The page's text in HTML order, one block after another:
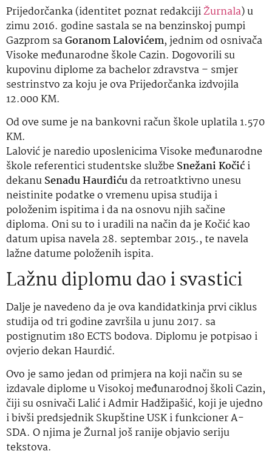
Prijedorčanka (identitet poznat redakcijiŽurnala) u
zimu 2016. godine sastala se na benzinskoj pumpi
Gazprom saGoranomLalovićem, jednim od osnivača
Visoke međunarodne škole Cazin. Dogovorili su
kupovinu diplome za bachelor zdravstva – smjer
sestrinstvo za koju je ova Prijedorčanka izdvojila
12.000 KM.
Od ove sume je na bankovni račun škole uplatila 1.570
KM.
Lalović je naredio uposlenicima Visoke međunarodne
škole referentici studentske službeSnežani Kočići
dekanuSenaduHaurdićuda retroatktivno unesu
neistinite podatke o vremenu upisa studija i
položenim ispitima i da na osnovu njih sačine
diploma. Oni su to i uradili na način da je Kočić kao
datum upisa navela 28. septembar 2015., te navela
lažne datume položenih ispita.
Lažnu diplomu dao i svastici
Dalje je navedeno da je ova kandidatkinja prvi ciklus
studija od tri godine završila u junu 2017. sa
postignutim 180 ECTS bodova. Diplomu je potpisao i
ovjerio dekan Haurdić.
Ovo je samo jedan od primjera na koji način su se
izdavale diplome u Visokoj međunarodnoj školi Cazin,
čiji su osnivači Lalić i Admir Hadžipašić, koji je ujedno
i bivši predsjednik Skupštine USK i funkcioner A-
SDA. O njima je Žurnal još ranije objavio seriju
tekstova.